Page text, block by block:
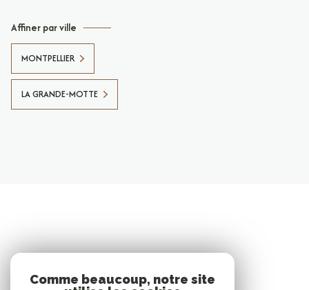
Affiner par ville
MONTPELLIER
LA GRANDE-MOTTE
Comme beaucoup, notre site